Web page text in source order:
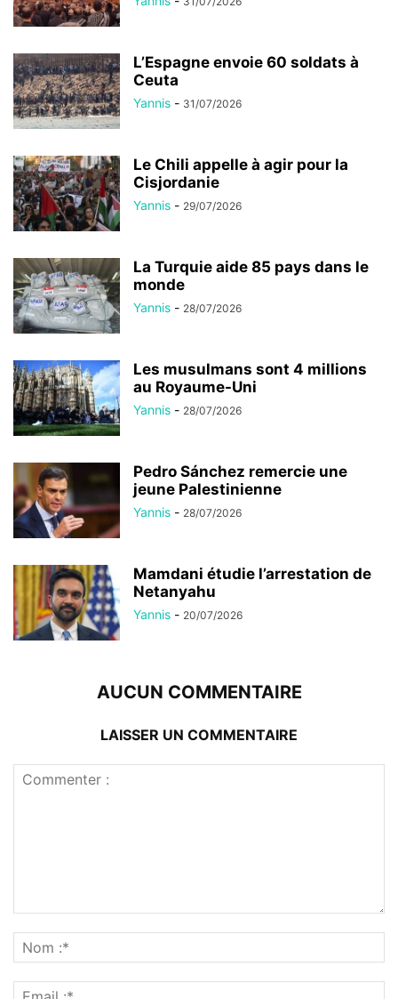
L’Espagne envoie 60 soldats à
Ceuta
Yannis - 31/07/2026
Le Chili appelle à agir pour la
Cisjordanie
Yannis - 29/07/2026
La Turquie aide 85 pays dans le
monde
Yannis - 28/07/2026
Les musulmans sont 4 millions
au Royaume-Uni
Yannis - 28/07/2026
Pedro Sánchez remercie une
jeune Palestinienne
Yannis - 28/07/2026
Mamdani étudie l’arrestation de
Netanyahu
Yannis - 20/07/2026
AUCUN COMMENTAIRE
LAISSER UN COMMENTAIRE